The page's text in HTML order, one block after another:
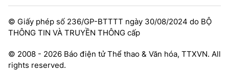
© Giấy phép số 236/GP-BTTTT ngày 30/08/2024 do BỘ
THÔNG TIN VÀ TRUYỀN THÔNG cấp
© 2008 - 2026 Báo điện tử Thể thao & Văn hóa, TTXVN. All
rights reserved.